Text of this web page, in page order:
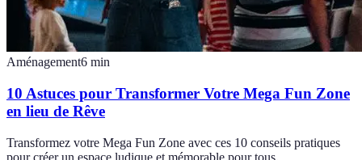
Aménagement6 min
10 Astuces pour Transformer Votre Mega Fun Zone
en lieu de Rêve
Transformez votre Mega Fun Zone avec ces 10 conseils pratiques
pour créer un espace ludique et mémorable pour tous.